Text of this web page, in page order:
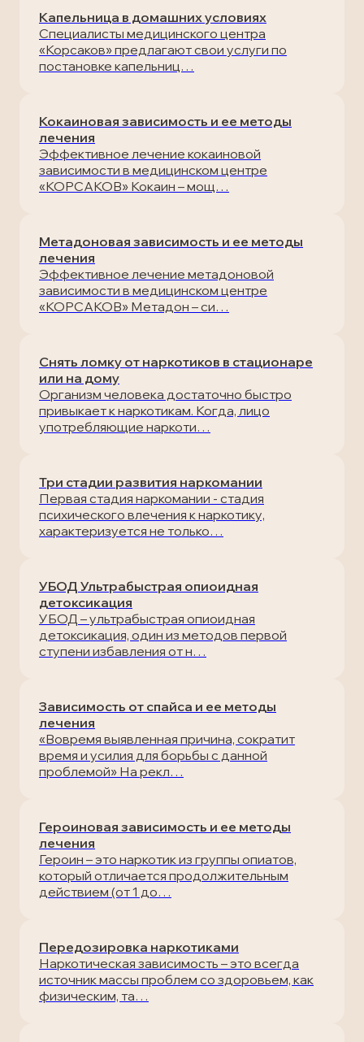
Лечение алкоголизма
Лечение в стационаре
Скорая медицинская помощь
Онлайн-консультация
Запись на прием
Вызов врача
Вызов врача
Запись на прием
Вызов врача
Статьи
Вызов врача
Капельница в домашних условиях
Специалисты медицинского центра
«Корсаков» предлагают свои услуги по
постановке капельниц…
Кокаиновая зависимость и ее методы
лечения
Эффективное лечение кокаиновой
зависимости в медицинском центре
«КОРСАКОВ» Кокаин – мощ…
Метадоновая зависимость и ее методы
лечения
Эффективное лечение метадоновой
зависимости в медицинском центре
«КОРСАКОВ» Метадон – си…
Снять ломку от наркотиков в стационаре
или на дому
Организм человека достаточно быстро
привыкает к наркотикам. Когда, лицо
употребляющие наркоти…
Три стадии развития наркомании
Первая стадия наркомании - стадия
психического влечения к наркотику,
характеризуется не только…
УБОД Ультрабыстрая опиоидная
детоксикация
УБОД – ультрабыстрая опиоидная
детоксикация, один из методов первой
ступени избавления от н…
Зависимость от спайса и ее методы
лечения
«Вовремя выявленная причина, сократит
время и усилия для борьбы с данной
проблемой» На рекл…
Героиновая зависимость и ее методы
лечения
Героин – это наркотик из группы опиатов,
который отличается продолжительным
действием (от 1 до…
Передозировка наркотиками
Наркотическая зависимость – это всегда
источник массы проблем со здоровьем, как
физическим, та…